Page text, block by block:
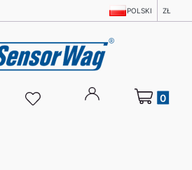
POLSKI ZŁ
Produkty w